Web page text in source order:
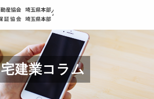
公益社団法人 全日本不動
宅建業コラム